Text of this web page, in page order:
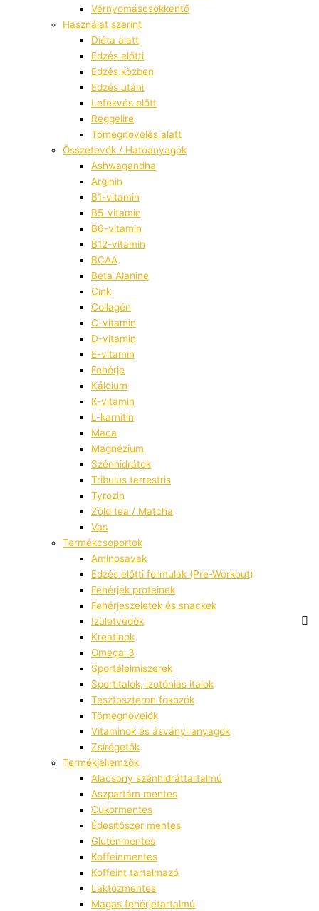
Vérnyomáscsökkentő
Használat szerint
Diéta alatt
Edzés előtti
Edzés közben
Edzés utáni
Lefekvés előtt
Reggelire
Tömegnövelés alatt
Összetevők / Hatóanyagok
Ashwagandha
Arginin
B1-vitamin
B5-vitamin
B6-vitamin
B12-vitamin
BCAA
Beta Alanine
Cink
Collagén
C-vitamin
D-vitamin
E-vitamin
Fehérje
Kálcium
K-vitamin
L-karnitin
Maca
Magnézium
Szénhidrátok
Tribulus terrestris
Tyrozin
Zöld tea / Matcha
Vas
Termékcsoportok
Aminosavak
Edzés előtti formulák (Pre-Workout)
Fehérjék proteinek
Fehérjeszeletek és snackek
Izületvédők
Kreatinok
Omega-3
Sportélelmiszerek
Sportitalok, izotóniás italok
Tesztoszteron fokozók
Tömegnövelők
Vitaminok és ásványi anyagok
Zsírégetők
Termékjellemzők
Alacsony szénhidráttartalmú
Aszpartám mentes
Cukormentes
Édesítőszer mentes
Gluténmentes
Koffeinmentes
Koffeint tartalmazó
Laktózmentes
Magas fehérjetartalmú